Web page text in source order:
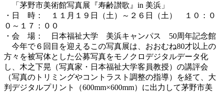
「茅野市美術館写真展『寿齢讃歌』in 美浜」
・日 時： １１月１９日（土）～２６日（土） １０：０
０～１７：００
・会 場： 日本福祉大学 美浜キャンパス 50周年記念館
今年で６回目を迎えるこの写真展は、おおむね80才以上の
方々を被写体とした公募写真をモノクロデジタルデータ化
し、木之下晃（写真家・日本福祉大学客員教授）の講評会
（写真のトリミングやコントラスト調整の指導）を経て、大
判デジタルプリント（600mm×600mm）に出力して茅野市美